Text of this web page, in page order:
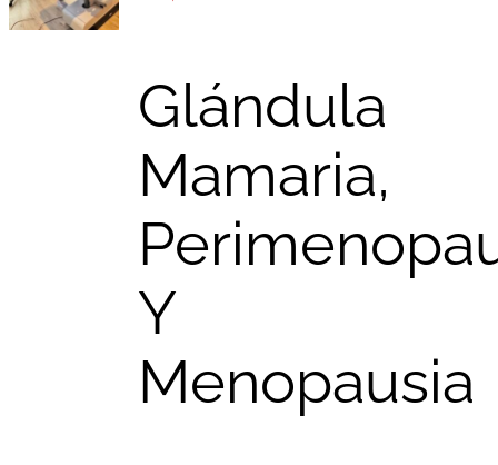
Glándula
Mamaria,
Y
Menopausia